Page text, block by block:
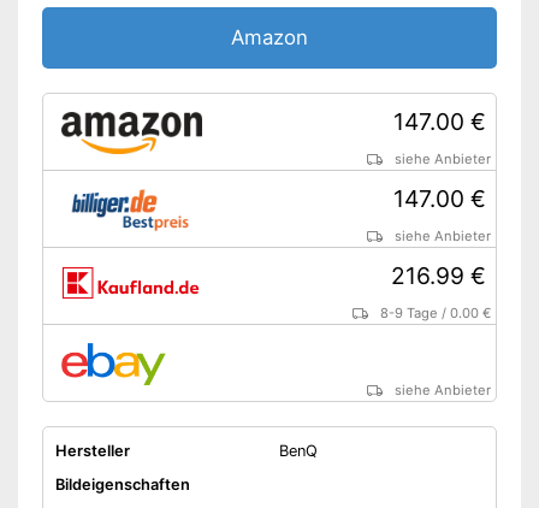
Amazon
147.00 €
siehe Anbieter
147.00 €
siehe Anbieter
216.99 €
8-9 Tage /0.00 €
siehe Anbieter
Hersteller
BenQ
Bildeigenschaften